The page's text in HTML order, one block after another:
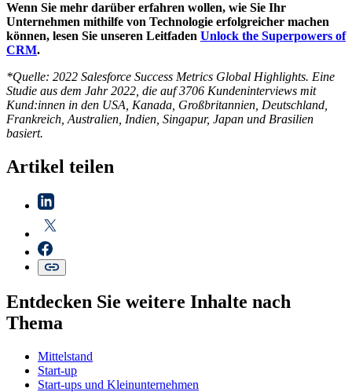
Wenn Sie mehr darüber erfahren wollen, wie Sie Ihr
Unternehmen mithilfe von Technologie erfolgreicher machen
können, lesen Sie unseren Leitfaden Unlock the Superpowers of
CRM.
*Quelle: 2022 Salesforce Success Metrics Global Highlights. Eine
Studie aus dem Jahr 2022, die auf 3706 Kundeninterviews mit
Kund:innen in den USA, Kanada, Großbritannien, Deutschland,
Frankreich, Australien, Indien, Singapur, Japan und Brasilien
basiert.
Artikel teilen
Entdecken Sie weitere Inhalte nach
Thema
Mittelstand
Start-up
Start-ups und Kleinunternehmen